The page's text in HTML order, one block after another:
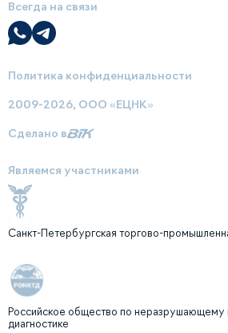
Всегда на связи
Политика конфиденциальности
2009-2026, ООО «ЕЦНК»
Сделано в
Являемся участниками
Санкт-Петербургская торгово-
Российское общество по неразрушающему
диагностике